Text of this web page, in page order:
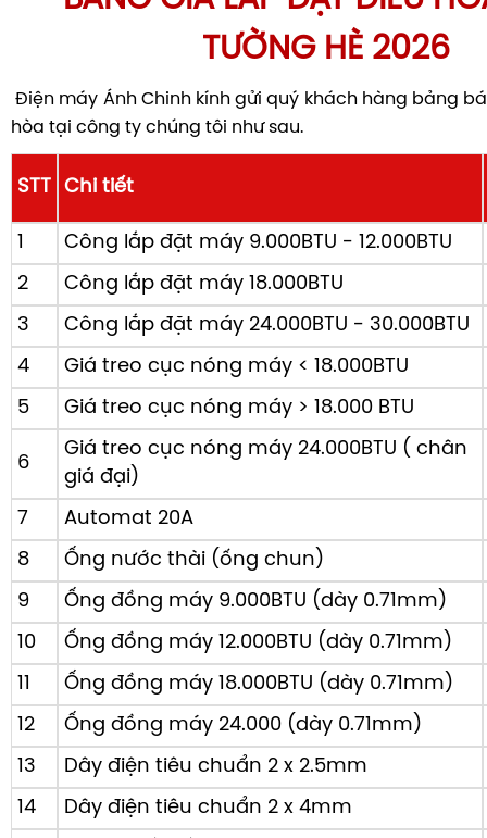
TƯỜNG HÈ 2026
Điện máy Ánh Chinh kính gửi quý khách hàng bảng
hòa tại công ty chúng tôi như sau.
STT Chi tiết
1
Công lắp đặt máy 9.000BTU - 12.000BTU
2
Công lắp đặt máy 18.000BTU
3
Công lắp đặt máy 24.000BTU - 30.000BTU
4
Giá treo cục nóng máy < 18.000BTU
5
Giá treo cục nóng máy > 18.000 BTU
6
Giá treo cục nóng máy 24.000BTU ( chân
giá đại)
7
Automat 20A
8
Ống nước thài (ống chun)
9
Ống đồng máy 9.000BTU (dày 0.71mm)
10
Ống đồng máy 12.000BTU (dày 0.71mm)
11
Ống đồng máy 18.000BTU (dày 0.71mm)
12
Ống đồng máy 24.000 (dày 0.71mm)
13
Dây điện tiêu chuẩn 2 x 2.5mm
14
Dây điện tiêu chuẩn 2 x 4mm